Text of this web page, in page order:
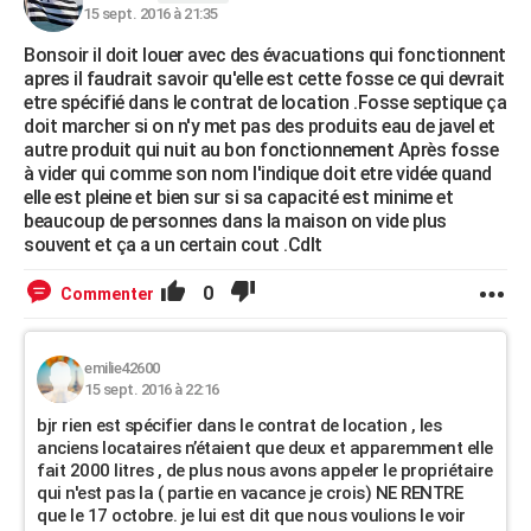
15 sept. 2016 à 21:35
Bonsoir il doit louer avec des évacuations qui fonctionnent
apres il faudrait savoir qu'elle est cette fosse ce qui devrait
etre spécifié dans le contrat de location .Fosse septique ça
doit marcher si on n'y met pas des produits eau de javel et
autre produit qui nuit au bon fonctionnement Après fosse
à vider qui comme son nom l'indique doit etre vidée quand
elle est pleine et bien sur si sa capacité est minime et
beaucoup de personnes dans la maison on vide plus
souvent et ça a un certain cout .Cdlt
Commenter 0
emilie42600
15 sept. 2016 à 22:16
bjr rien est spécifier dans le contrat de location , les
anciens locataires n’étaient que deux et apparemment elle
fait 2000 litres , de plus nous avons appeler le propriétaire
qui n'est pas la ( partie en vacance je crois) NE RENTRE
que le 17 octobre. je lui est dit que nous voulions le voir